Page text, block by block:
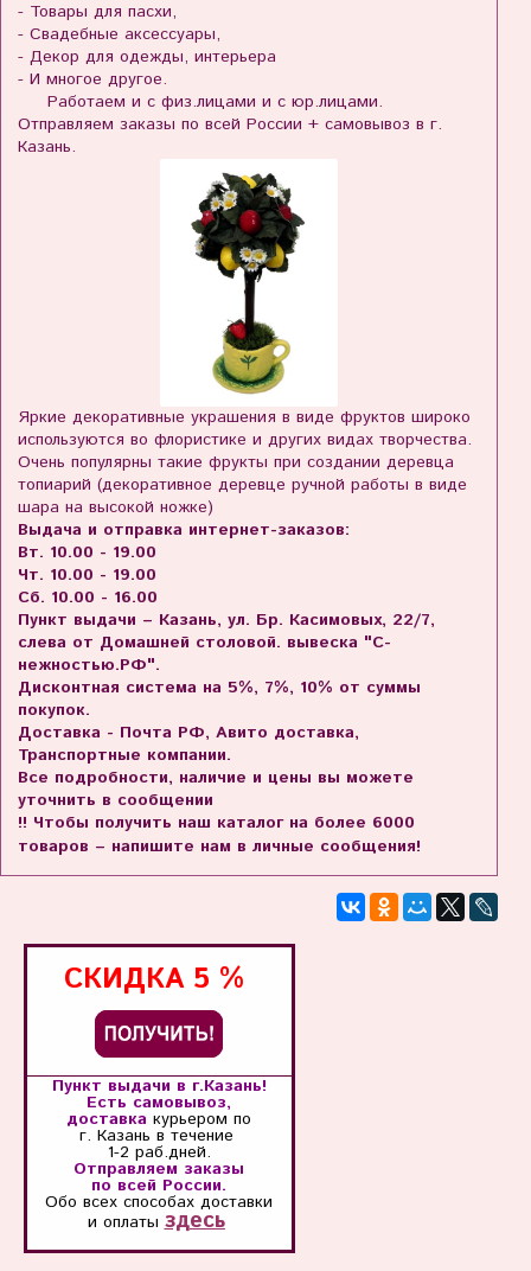
- Товары для пасхи,
- Свадебные аксессуары,
- Декор для одежды, интерьера
- И многое другое.
Работаем и с физ.лицами и с юр.лицами.
Отправляем заказы по всей России + самовывоз в г.
Казань.
Яркие декоративные украшения в виде фруктов широко
используются во флористике и других видах творчества.
Очень популярны такие фрукты при создании деревца
топиарий (декоративное деревце ручной работы в виде
шара на высокой ножке)
Выдача и отправка интернет-заказов:
Вт. 10.00 - 19.00
Чт. 10.00 - 19.00
Сб. 10.00 - 16.00
Пункт выдачи – Казань, ул. Бр. Касимовых, 22/7,
слева от Домашней столовой. вывеска "С-
нежностью.РФ".
Дисконтная система на 5%, 7%, 10% от суммы
покупок.
Доставка - Почта РФ, Авито доставка,
Транспортные компании.
Все подробности, наличие и цены вы можете
уточнить в сообщении
!! Чтобы получить наш каталог на более 6000
товаров – напишите нам в личные сообщения!
СКИДКА 5 %
Пункт выдачи в г.Казань!
Есть самовывоз,
доставка курьером по
г. Казань в течение
1-2 раб.дней.
Отправляем заказы
по всей России.
Обо всех способахдоставки
и оплаты здесь